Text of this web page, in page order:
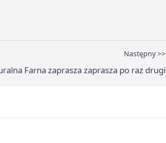
Następny >>
Farna zaprasza zaprasza po raz drugi